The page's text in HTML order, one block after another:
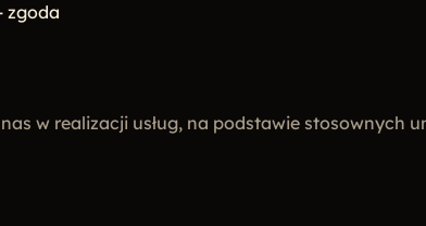
zgoda
w realizacji usług, na podstawie stosownych